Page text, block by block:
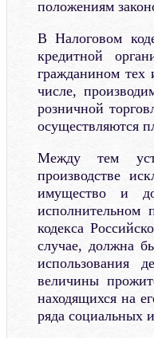
положениям
В Налоговом
кредитной
гражданином тех
числе,
розничной
осуществляются
Между тем
производстве
имущество и
исполнительном
кодекса
случае, должна
использования
величины
находящихся на
ряда социальных